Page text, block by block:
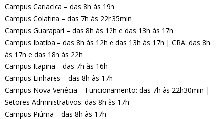
Campus Cariacica – das 8h às 19h
Campus Colatina – das 7h às 22h35min
Campus Guarapari – das 8h às 12h e das 13h às 17h
Campus Ibatiba – das 8h às 12h e das 13h às 17h | CRA: das 8h
às 17h e das 18h às 22h
Campus Itapina – das 7h às 16h
Campus Linhares – das 8h às 17h
Campus Nova Venécia – Funcionamento: das 7h às 22h30min |
Setores Administrativos: das 8h às 17h
Campus Piúma – das 8h às 17h